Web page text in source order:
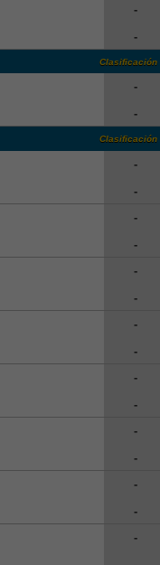
-
-
Clasificación
-
-
Clasificación
-
-
-
-
-
-
-
-
-
-
-
-
-
-
-